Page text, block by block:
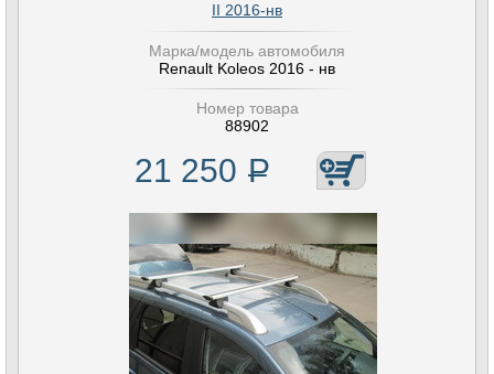
II 2016-нв
Марка/модель автомобиля
Renault Koleos 2016 - нв
Номер товара
88902
21 250 Р